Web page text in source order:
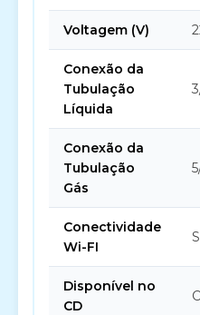
Voltagem (V)
Conexão da
Tubulação
Líquida
Conexão da
Tubulação
Gás
Conectividade
Wi-FI
Disponível no
CD